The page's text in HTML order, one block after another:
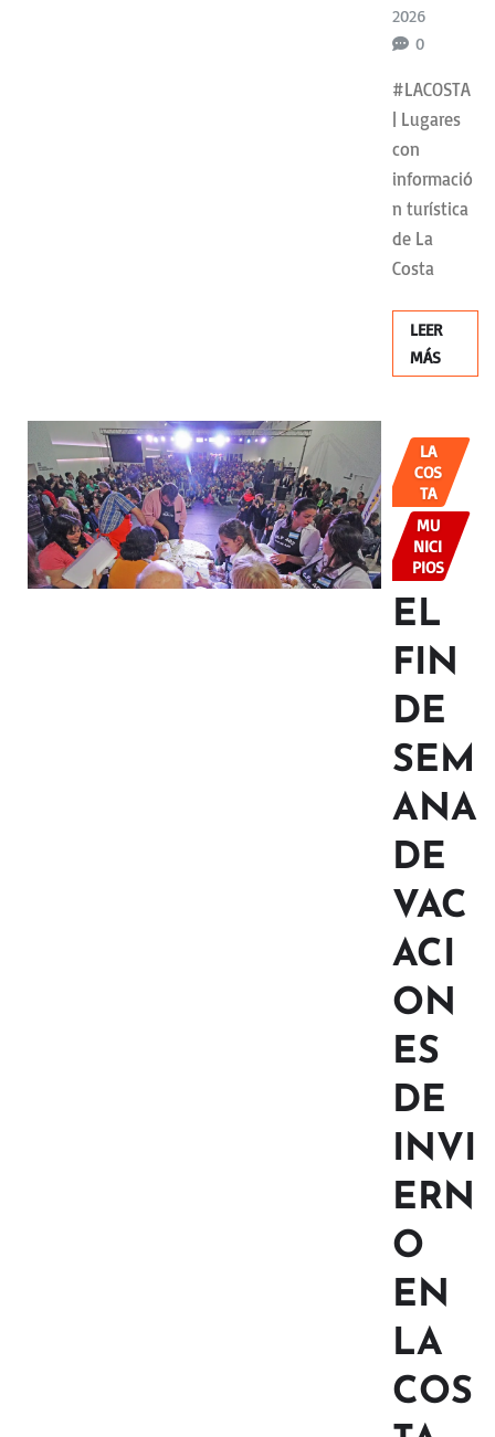
2026
0
#LACOSTA
| Lugares
con
informació
n turística
de La
Costa
LEER
MÁS
LA
COS
TA
MU
NICI
PIOS
EL
FIN
DE
SEM
ANA
DE
VAC
ACI
ON
ES
DE
INVI
ERN
O
EN
LA
COS